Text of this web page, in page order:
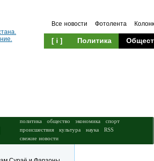
Все новости Фотолента
[ i ] Политика
политика общество экономика
спорт
происшествия
культура наука
RSS
свежие новости